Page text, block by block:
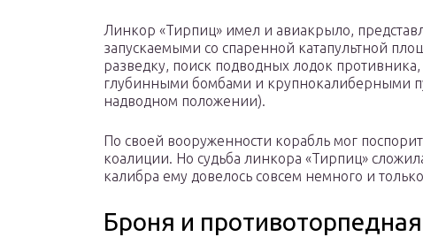
Линкор «Тирпиц» имел и авиакрыло,
запускаемыми со спаренной катапультной
разведку, поиск подводных лодок
глубинными бомбами и крупнокалиберными
надводном положении).
По своей вооруженности корабль мог
коалиции. Но судьба линкора «Тирпиц»
калибра ему довелось совсем немного и
Броня и